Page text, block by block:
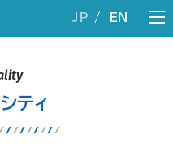
JP EN
ティ